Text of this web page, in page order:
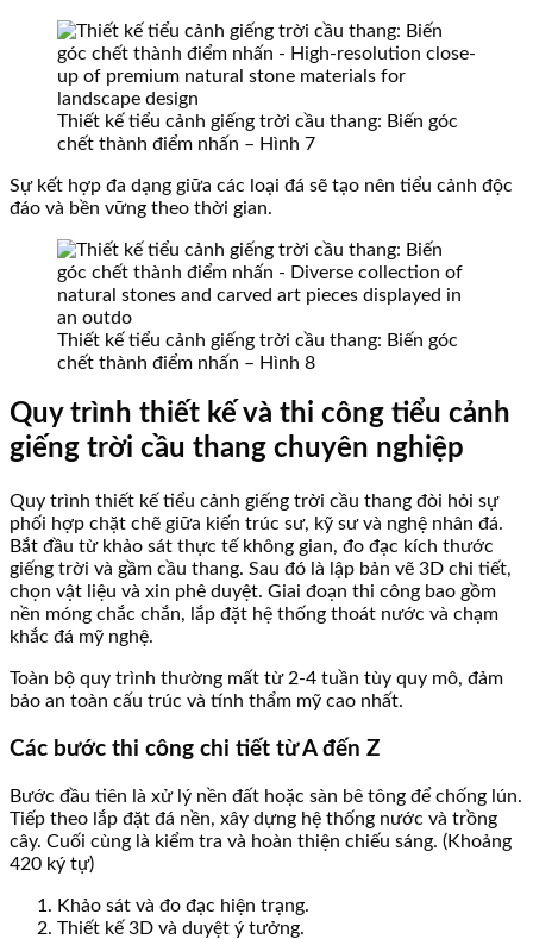
Thiết kế tiểu cảnh giếng trời cầu thang: Biến góc
chết thành điểm nhấn – Hình 7
Sự kết hợp đa dạng giữa các loại đá sẽ tạo nên tiểu cảnh độc
đáo và bền vững theo thời gian.
Thiết kế tiểu cảnh giếng trời cầu thang: Biến góc
chết thành điểm nhấn – Hình 8
Quy trình thiết kế và thi công tiểu cảnh
giếng trời cầu thang chuyên nghiệp
Quy trình thiết kế tiểu cảnh giếng trời cầu thang đòi hỏi sự
phối hợp chặt chẽ giữa kiến trúc sư, kỹ sư và nghệ nhân đá.
Bắt đầu từ khảo sát thực tế không gian, đo đạc kích thước
giếng trời và gầm cầu thang. Sau đó là lập bản vẽ 3D chi tiết,
chọn vật liệu và xin phê duyệt. Giai đoạn thi công bao gồm
nền móng chắc chắn, lắp đặt hệ thống thoát nước và chạm
khắc đá mỹ nghệ.
Toàn bộ quy trình thường mất từ 2-4 tuần tùy quy mô, đảm
bảo an toàn cấu trúc và tính thẩm mỹ cao nhất.
Các bước thi công chi tiết từ A đến Z
Bước đầu tiên là xử lý nền đất hoặc sàn bê tông để chống lún.
Tiếp theo lắp đặt đá nền, xây dựng hệ thống nước và trồng
cây. Cuối cùng là kiểm tra và hoàn thiện chiếu sáng. (Khoảng
420 ký tự)
Khảo sát và đo đạc hiện trạng.
Thiết kế 3D và duyệt ý tưởng.